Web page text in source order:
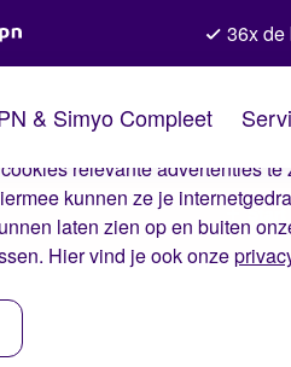
zorgen wij ervoor dat je
relevante advertenties te
kunnen ze je
laten zien op en buiten
Hier vind je ook onze
36x de
& Simyo Compleet
Start